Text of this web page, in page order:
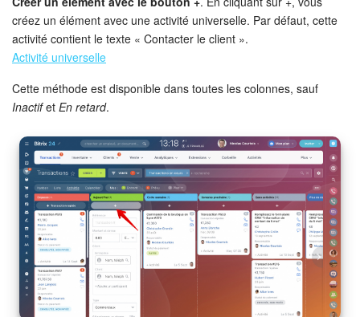
créez un élément avec une activité universelle. Par défaut, cette
activité contient le texte « Contacter le client ».
Activité universelle
Cette méthode est disponible dans toutes les colonnes, sauf
Inactifet En retard.